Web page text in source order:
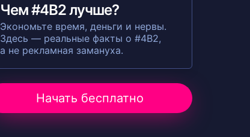
Чем #4B2 лучше?
Экономьте время, деньги и нервы.
Здесь — реальные факты о #4B2,
а не рекламная замануха.
Начать бесплатно